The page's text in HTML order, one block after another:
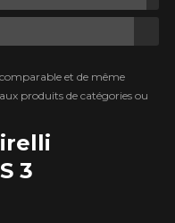
3
et de même
produits de catégories ou